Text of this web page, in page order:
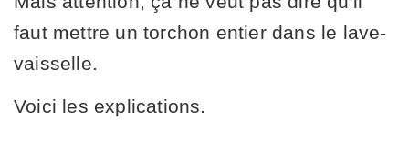
faut mettre un torchon entier dans le lave-
vaisselle.
Voici les explications.